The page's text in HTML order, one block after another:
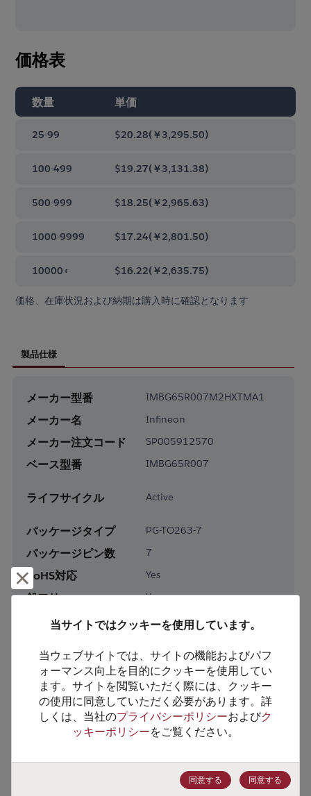
価格表
数量 単価
25-99 $20.28(￥3,295.50)
100-499 $19.27(￥3,131.38)
500-999 $18.25(￥2,965.63)
1000-9999 $17.24(￥2,801.50)
10000+ $16.22(￥2,635.75)
価格、在庫状況および納期は購入時に確認となります
製品仕様
メーカー型番 IMBG65R007M2HXTMA1
メーカー名 Infineon
メーカー注文コード SP005912570
ベース型番 IMBG65R007
ライフサイクル Active
パッケージタイプ PG-TO263-7
パッケージピン数 7
RoHS対応 Yes
鉛フリー Yes
梱包形態 Tape & Reel
製品カテゴリー Discretes
製品サブカテゴリー Transistor
製品グループ MOSFETs/FETs
却下して閉じる
当サイトではクッキーを使用しています。
当ウェブサイトでは、サイトの機能およびパフ
ォーマンス向上を目的にクッキーを使用してい
ます。サイトを閲覧いただく際には、クッキー
の使用に同意していただく必要があります。詳
しくは、当社のプライバシーポリシーおよびク
ッキーポリシーをご覧ください。
同意する 同意する